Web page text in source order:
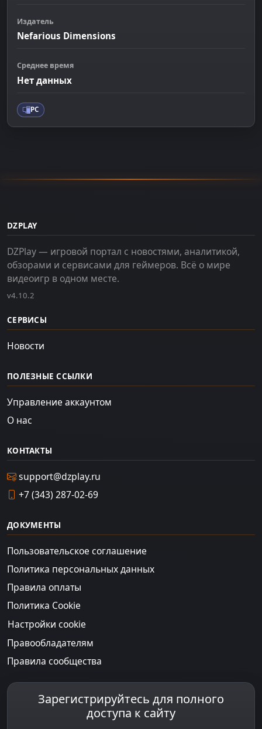
Издатель
Nefarious Dimensions
Среднее время
Нет данных
PC
DZPLAY
DZPlay — игровой портал с новостями, аналитикой,
обзорами и сервисами для геймеров. Всё о мире
видеоигр в одном месте.
v4.10.2
СЕРВИСЫ
Новости
ПОЛЕЗНЫЕ ССЫЛКИ
Управление аккаунтом
О нас
КОНТАКТЫ
support@dzplay.ru
+7 (343) 287-02-69
ДОКУМЕНТЫ
Пользовательское соглашение
Политика персональных данных
Правила оплаты
Политика Cookie
Настройки cookie
Правообладателям
Правила сообщества
Зарегистрируйтесь для полного
доступа к сайту